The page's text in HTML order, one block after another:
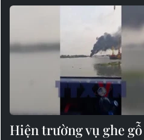
Hiện trường vụ ghe